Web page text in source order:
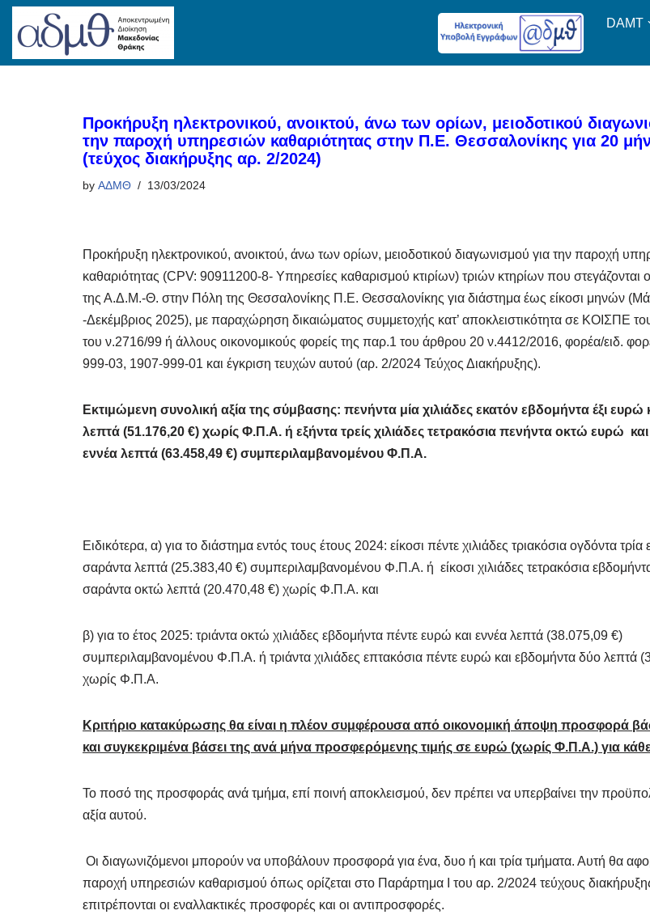
Skip
to
DAMT
Προκήρυξη ηλεκτρονικού, ανοικτού, άνω των ορίων, μειοδοτικού
την παροχή υπηρεσιών καθαριότητας στην Π.Ε. Θεσσαλονίκης για 20
(τεύχος διακήρυξης αρ. 2/2024)
by ΑΔΜΘ 13/03/2024
Προκήρυξη ηλεκτρονικού, ανοικτού, άνω των ορίων, μειοδοτικού διαγωνισμού για την παροχή
καθαριότητας (CPV: 90911200-8- Υπηρεσίες καθαρισμού κτιρίων) τριών κτηρίων που στεγάζονται
της Α.Δ.Μ.-Θ. στην Πόλη της Θεσσαλονίκης Π.Ε. Θεσσαλονίκης για διάστημα έως είκοσι μηνών
-Δεκέμβριος 2025), με παραχώρηση δικαιώματος συμμετοχής κατ’ αποκλειστικότητα σε ΚΟΙΣΠΕ
του ν.2716/99 ή άλλους οικονομικούς φορείς της παρ.1 του άρθρου 20 ν.4412/2016, φορέα/ειδ.
999-03, 1907-999-01 και έγκριση τευχών αυτού (αρ. 2/2024 Τεύχος Διακήρυξης).
Εκτιμώμενη συνολική αξία της σύμβασης: πενήντα μία χιλιάδες εκατόν εβδομήντα έξι ευρώ
λεπτά (51.176,20 €) χωρίς Φ.Π.Α. ή εξήντα τρείς χιλιάδες τετρακόσια πενήντα οκτώ ευρώ
εννέα λεπτά (63.458,49 €) συμπεριλαμβανομένου Φ.Π.Α.
Ειδικότερα, α) για το διάστημα εντός τους έτους 2024: είκοσι πέντε χιλιάδες τριακόσια ογδόντα τρία
σαράντα λεπτά (25.383,40 €) συμπεριλαμβανομένου Φ.Π.Α. ή είκοσι χιλιάδες τετρακόσια
σαράντα οκτώ λεπτά (20.470,48 €) χωρίς Φ.Π.Α. και
β) για το έτος 2025: τριάντα οκτώ χιλιάδες εβδομήντα πέντε ευρώ και εννέα λεπτά (38.075,09 €)
συμπεριλαμβανομένου Φ.Π.Α. ή τριάντα χιλιάδες επτακόσια πέντε ευρώ και εβδομήντα δύο λεπτά
χωρίς Φ.Π.Α.
Κριτήριο κατακύρωσης θα είναι η πλέον συμφέρουσα από οικονομική άποψη προσφορά
και συγκεκριμένα βάσει της ανά μήνα προσφερόμενης τιμής σε ευρώ (χωρίς Φ.Π.Α.) για
Το ποσό της προσφοράς ανά τμήμα, επί ποινή αποκλεισμού, δεν πρέπει να υπερβαίνει την
αξία αυτού.
Οι διαγωνιζόμενοι μπορούν να υποβάλουν προσφορά για ένα, δυο ή και τρία τμήματα. Αυτή θα
παροχή υπηρεσιών καθαρισμού όπως ορίζεται στο Παράρτημα I του αρ. 2/2024 τεύχους
επιτρέπονται οι εναλλακτικές προσφορές και οι αντιπροσφορές.